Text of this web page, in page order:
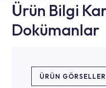
Ürün Bilgi
Dokümanlar
ÜRÜN